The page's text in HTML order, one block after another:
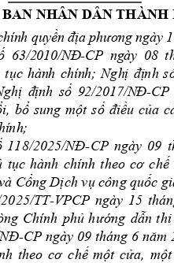
NHÂN DÂN THÀNH
ính quyền địa phương ngày
63/2010/NĐ-CP ngày
  0
8
tục hành chính; Nghị định s
ghị định số 92/2017/NĐ-CP
i, bổ sung một số điều của
nh;
118/2025/NĐ-CP ngày 09
tục hành chính theo cơ chế
Cổng Dịch vụ công quốc
TT-VPCP ngày 15
Chính phủ hướng dẫn thi
CP ngày 09 tháng 6 năm
theo cơ chế một cửa, một